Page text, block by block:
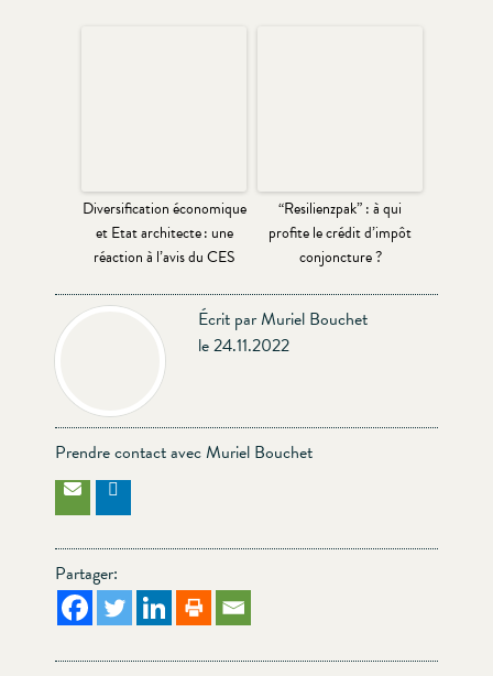
Diversification économique
et Etat architecte : une
réaction à l’avis du CES
“Resilienzpak” : à qui
profite le crédit d’impôt
conjoncture ?
Écrit par Muriel Bouchet
le 24.11.2022
Prendre contact avec Muriel Bouchet
Partager: